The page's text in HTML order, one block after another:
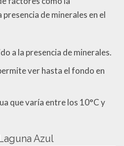
de minerales en el
a la presencia de minerales.
ver hasta el fondo en
que varía entre los 10°C y
Azul